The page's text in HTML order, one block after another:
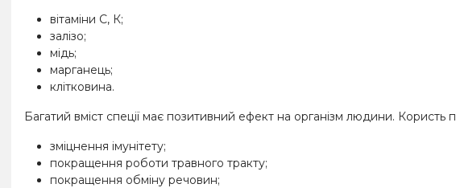
вітаміни С, К;
залізо;
мідь;
марганець;
клітковина.
Багатий вміст спеції має позитивний ефект на організм людини. Користь
зміцнення імунітету;
покращення роботи травного тракту;
покращення обміну речовин;